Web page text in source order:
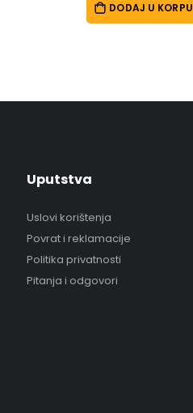
DODAJ U KORPU
Uputstva
Uslovi korištenja
Povrat i reklamacije
Politika privatnosti
Pitanja i odgovori